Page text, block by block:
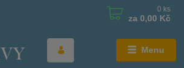
Menu
0 ks
za 0,00 Kč